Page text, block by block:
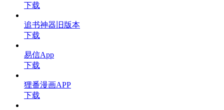
下载
追书神器旧版本
下载
易信App
下载
狸番漫画APP
下载